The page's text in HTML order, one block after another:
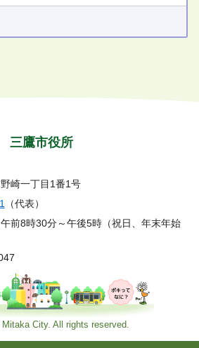
三鷹市役所
崎一丁目1番1号
（代表）
前8時30分～午後5時（祝日、年末年始
City. All rights reserved.